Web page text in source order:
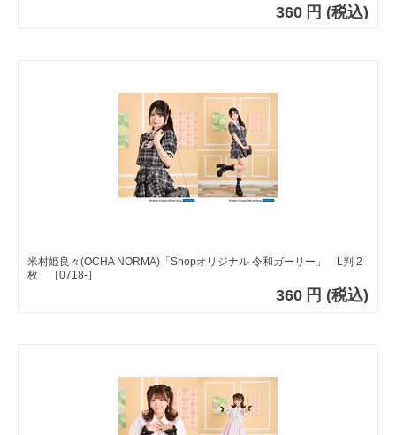
360 円 (税込)
米村姫良々(OCHA NORMA)「Shopオリジナル 令和ガーリー」 L判 2
枚 ［0718-］
360 円 (税込)